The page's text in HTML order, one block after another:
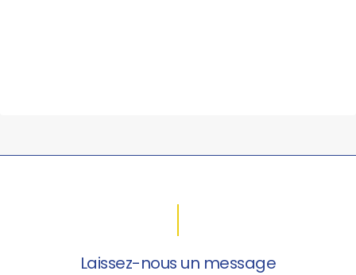
Laissez-nous un message